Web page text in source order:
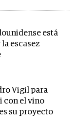
está
escasez
Vigil para
con el vino
su proyecto